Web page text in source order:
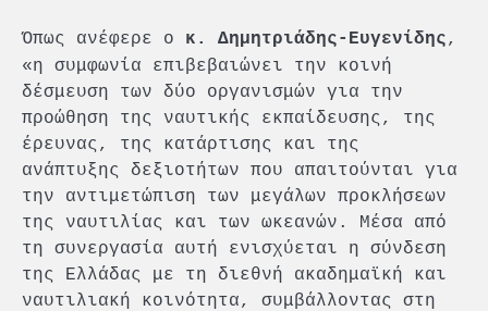
Όπως ανέφερε ο κ. Δημητριάδης-Ευγενίδης ,
«η συμφωνία επιβεβαιώνει την κοινή
δέσμευση των δύο οργανισμών για την
προώθηση της ναυτικής εκπαίδευσης, της
έρευνας, της κατάρτισης και της
ανάπτυξης δεξιοτήτων που απαιτούνται για
την αντιμετώπιση των μεγάλων προκλήσεων
της ναυτιλίας και των ωκεανών. Μέσα από
τη συνεργασία αυτή ενισχύεται η σύνδεση
της Ελλάδας με τη διεθνή ακαδημαϊκή και
ναυτιλιακή κοινότητα, συμβάλλοντας στη